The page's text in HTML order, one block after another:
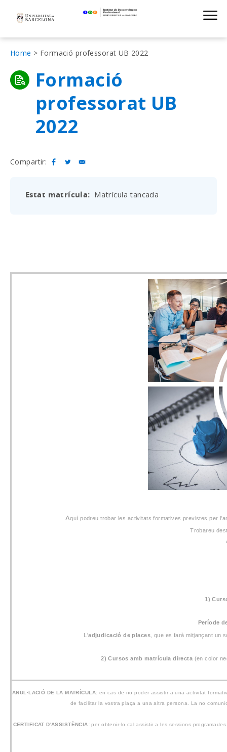
navigation
Institut de
Fil
d'Ariadna
Home Formació professorat UB 2022
Formació
professorat UB
2022
Compartir:
Estat matrícula Matrícula tancada
Aquí podreu trobar les activitats formatives previstes per
Trobareu
1)
Període
L'adjudicació de places , que es farà mitjançant un
2) Cursos amb matrícula directa (en color
ANUL·LACIÓ DE LA MATRÍCULA: en cas de no poder assistir a una activitat
de facilitar la vostra plaça a una altra persona. La no
CERTIFICAT D'ASSISTÈNCIA:per obtenir-lo cal assistir a les sessions